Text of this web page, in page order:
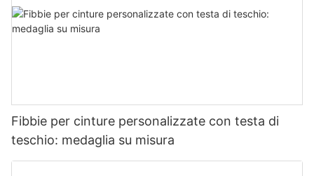
Fibbie per cinture personalizzate con testa di
teschio: medaglia su misura